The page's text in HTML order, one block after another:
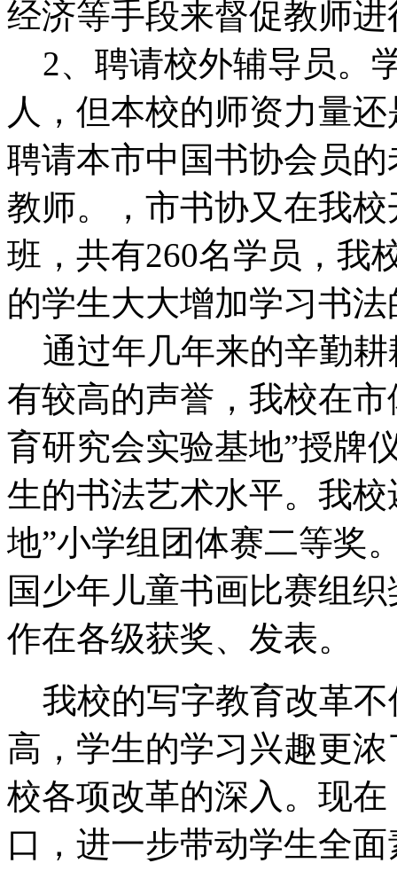
经济等手段来督促教师
2、聘请校外辅导员。
人，但本校的师资力量
聘请本市中国书协会员
教师。，市书协又在我
班，共有260名学员，我
的学生大大增加学习书
通过年几年来的辛勤耕
有较高的声誉，我校在
育研究会实验基地”授牌
生的书法艺术水平。我
地”小学组团体赛二等奖
国少年儿童书画比赛组
作在各级获奖、发表。
我校的写字教育改革不
高，学生的学习兴趣更
校各项改革的深入。现
口，进一步带动学生全